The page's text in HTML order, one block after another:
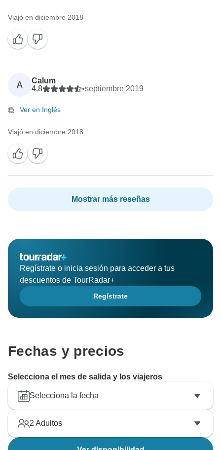
Viajó en diciembre 2018
A
Calum
4.8
•septiembre 2019
Ver en Inglés
Viajó en diciembre 2018
Mostrar más reseñas
Regístrate o inicia sesión para acceder a tus
descuentos de TourRadar+
Regístrate
Fechas y precios
Selecciona el mes de salida y los viajeros
Selecciona la fecha
2 Adultos